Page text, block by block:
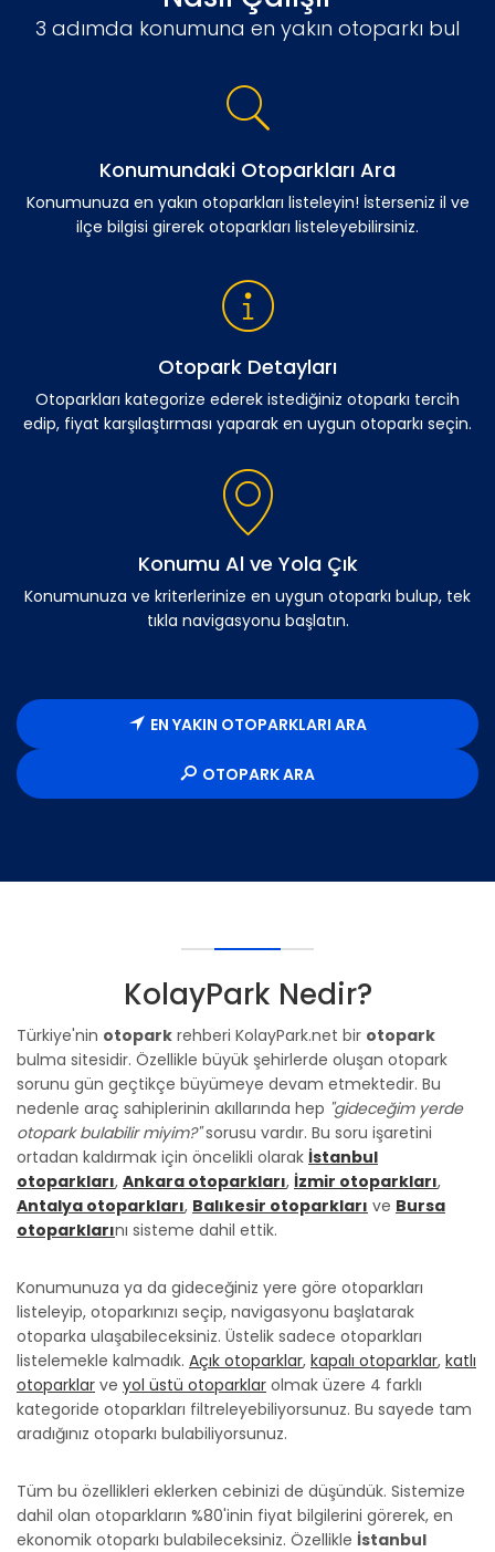
3 adımda konumuna en yakın otoparkı bul
Konumundaki Otoparkları Ara
Konumunuza en yakın otoparkları listeleyin! İsterseniz il ve
ilçe bilgisi girerek otoparkları listeleyebilirsiniz.
Otopark Detayları
Otoparkları kategorize ederek istediğiniz otoparkı tercih
edip, fiyat karşılaştırması yaparak en uygun otoparkı seçin.
Konumu Al ve Yola Çık
Konumunuza ve kriterlerinize en uygun otoparkı bulup, tek
tıkla navigasyonu başlatın.
EN YAKIN OTOPARKLARI ARA
OTOPARK ARA
KolayPark Nedir?
Türkiye'nin otopark rehberi KolayPark.net bir otopark
bulma sitesidir. Özellikle büyük şehirlerde oluşan otopark
sorunu gün geçtikçe büyümeye devam etmektedir. Bu
nedenle araç sahiplerinin akıllarında hep "gideceğim yerde
otopark bulabilir miyim?"sorusu vardır. Bu soru işaretini
ortadan kaldırmak için öncelikli olarak İstanbul
otoparkları, Ankara otoparkları, İzmir otoparkları,
Antalya otoparkları, Balıkesir otoparkları ve Bursa
otoparklarını sisteme dahil ettik.
Konumunuza ya da gideceğiniz yere göre otoparkları
listeleyip, otoparkınızı seçip, navigasyonu başlatarak
otoparka ulaşabileceksiniz. Üstelik sadece otoparkları
listelemekle kalmadık. Açık otoparklar, kapalı otoparklar, katlı
otoparklar ve yol üstü otoparklar olmak üzere 4 farklı
kategoride otoparkları filtreleyebiliyorsunuz. Bu sayede tam
aradığınız otoparkı bulabiliyorsunuz.
Tüm bu özellikleri eklerken cebinizi de düşündük. Sistemize
dahil olan otoparkların %80'inin fiyat bilgilerini görerek, en
ekonomik otoparkı bulabileceksiniz. Özellikle İstanbul